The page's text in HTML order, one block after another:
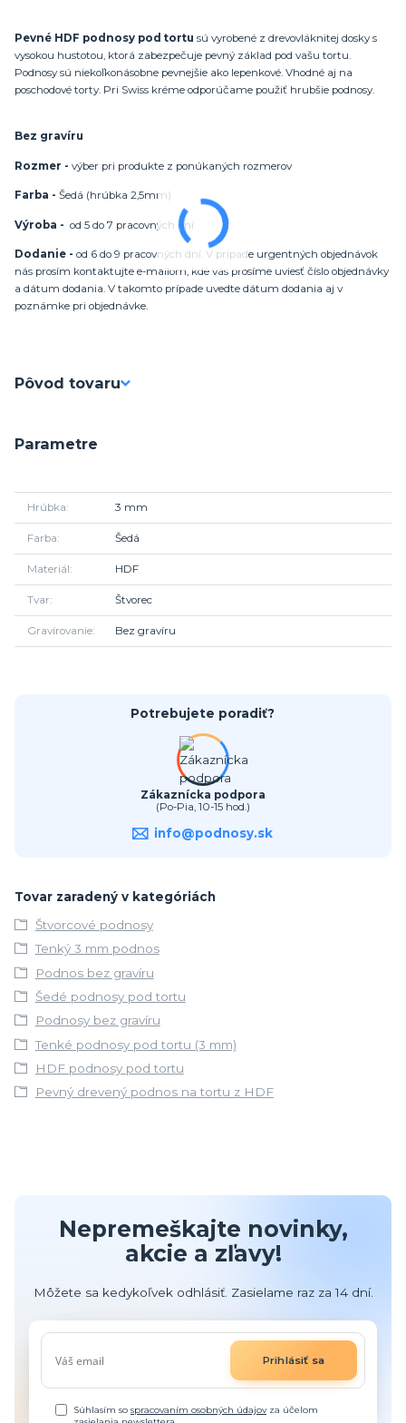
Pevné HDF podnosy pod tortu sú vyrobené z drevovláknitej dosky s
vysokou hustotou, ktorá zabezpečuje pevný základ pod vašu tortu.
Podnosy sú niekoľkonásobne pevnejšie ako lepenkové. Vhodné aj na
poschodové torty. Pri Swiss kréme odporúčame použiť hrubšie podnosy.
Bez gravíru
Rozmer - výber pri produkte z ponúkaných rozmerov
Farba - Šedá (hrúbka 2,5mm)
Výroba - od 5 do 7 pracovných dní
Dodanie - od 6 do 9 pracovných dní. V prípade urgentných objednávok
nás prosím kontaktujte e-mailom, kde vás prosíme uviesť číslo objednávky
a dátum dodania. V takomto prípade uvedte dátum dodania aj v
poznámke pri objednávke.
Pôvod tovaru
Parametre
Hrúbka 3 mm
Farba Šedá
Materiál HDF
Tvar Štvorec
Gravírovanie Bez gravíru
Potrebujete poradiť?
Zákaznícka podpora
(Po-Pia, 10-15 hod.)
info@podnosy.sk
Tovar zaradený v kategóriách
Štvorcové podnosy
Tenký 3 mm podnos
Podnos bez gravíru
Šedé podnosy pod tortu
Podnosy bez gravíru
Tenké podnosy pod tortu (3 mm)
HDF podnosy pod tortu
Pevný drevený podnos na tortu z HDF
Nepremeškajte novinky,
akcie a zľavy!
Môžete sa kedykoľvek odhlásiť. Zasielame raz za 14 dní.
Prihlásiť sa
Súhlasím sospracovaním osobných údajovza účelom